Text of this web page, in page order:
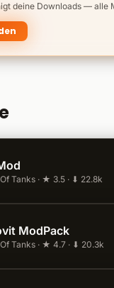
deine Downloads — alle
Tanks · ★ 3.5 · ⬇ 22.8k
ModPack
Tanks · ★ 4.7 · ⬇ 20.3k